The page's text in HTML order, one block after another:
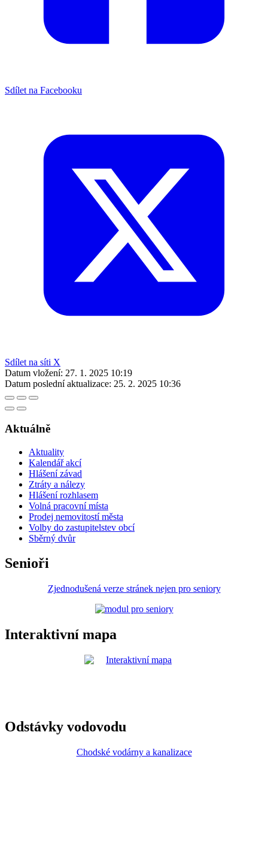
Sdílet na Facebooku
Sdílet na síti X
Datum vložení: 27. 1. 2025 10:19
Datum poslední aktualizace: 25. 2. 2025 10:36
Aktuálně
Aktuality
Kalendář akcí
Hlášení závad
Ztráty a nálezy
Hlášení rozhlasem
Volná pracovní místa
Prodej nemovitostí města
Volby do zastupitelstev obcí
Sběrný dvůr
Senioři
Zjednodušená verze stránek nejen pro seniory
Interaktivní mapa
Odstávky vodovodu
Chodské vodárny a kanalizace